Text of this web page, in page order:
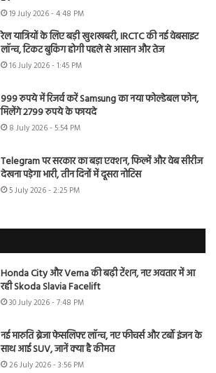
19 July 2026 - 4:48 PM
रेल यात्रियों के लिए बड़ी खुशखबरी, IRCTC की नई वेबसाइट
लॉन्च, टिकट बुकिंग होगी पहले से आसान और तेज
16 July 2026 - 1:45 PM
999 रुपये में रिजर्व करें Samsung का नया फोल्डेबल फोन,
मिलेंगे 2799 रुपये के फायदे
8 July 2026 - 5:54 PM
Telegram पर सरकार का बड़ा एक्शन, फिल्में और वेब सीरीज
देखना पड़ेगा भारी, तीन दिनों में दूसरा नोटिस
5 July 2026 - 2:25 PM
Honda City और Verna की बढ़ी टेंशन, नए अवतार में आ
रही Skoda Slavia Facelift
30 July 2026 - 7:48 PM
नई मारुति ब्रेजा फेसलिफ्ट लॉन्च, नए फीचर्स और टर्बो इंजन के
साथ आई SUV, जानें क्या है कीमत
26 July 2026 - 3:56 PM